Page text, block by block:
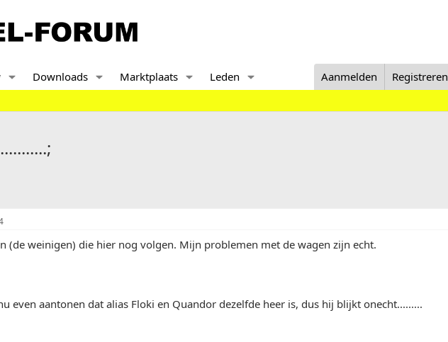
Downloads Marktplaats Leden Aanmelden Registreren
(de weinigen) die hier nog volgen. Mijn problemen met de wagen zijn echt.
even aantonen dat alias Floki en Quandor dezelfde heer is, dus hij blijkt onecht.........